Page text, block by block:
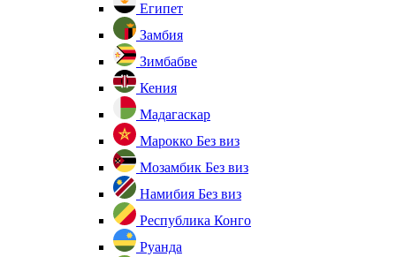
Египет
Замбия
Зимбабве
Кения
Мадагаскар
Марокко Без виз
Мозамбик Без виз
Намибия Без виз
Республика Конго
Руанда